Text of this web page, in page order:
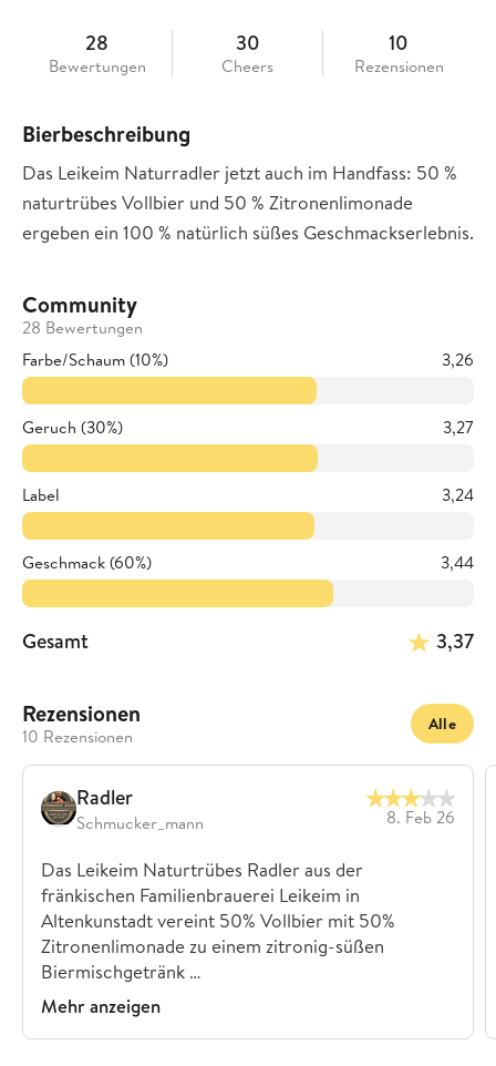
28
Bewertungen
30
Cheers
10
Rezensionen
Bierbeschreibung
Das Leikeim Naturradler jetzt auch im Handfass: 50 %
naturtrübes Vollbier und 50 % Zitronenlimonade
ergeben ein 100 % natürlich süßes Geschmackserlebnis.
Community
28 Bewertungen
Farbe/Schaum (10%)
3,26
Geruch (30%) 3,27
Label 3,24
Geschmack (60%) 3,44
Gesamt 3,37
Rezensionen
10 Rezensionen
Alle
Radler
Schmucker_mann 8. Feb 26
Das Leikeim Naturtrübes Radler aus der
fränkischen Familienbrauerei Leikeim in
Altenkunstadt vereint 50% Vollbier mit 50%
Zitronenlimonade zu einem zitronig-süßen
Biermischgetränk …
Mehr anzeigen